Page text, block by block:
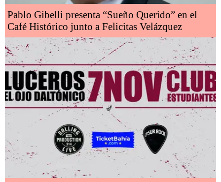
Pablo Gibelli presenta “Sueño Querido” en el
Café Histórico junto a Felicitas Velázquez